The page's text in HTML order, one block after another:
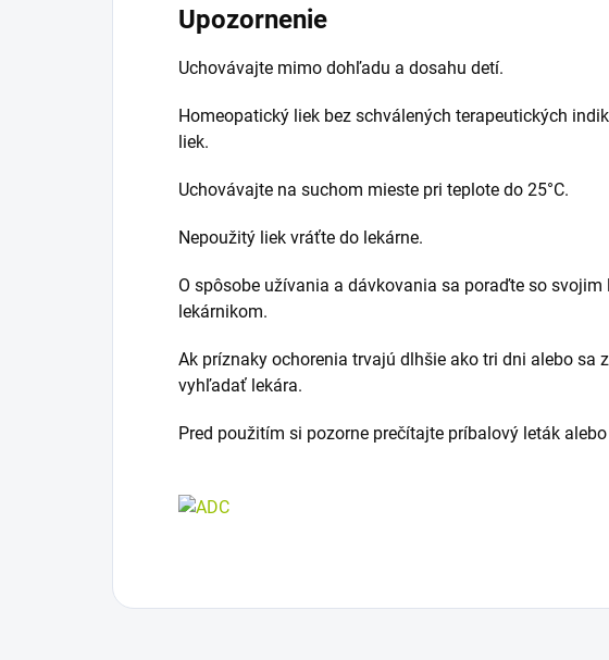
Upozornenie
Uchovávajte mimo dohľadu a dosahu detí.
Homeopatický liek bez schválených terapeutických
liek.
Uchovávajte na suchom mieste pri teplote do 25°C.
Nepoužitý liek vráťte do lekárne.
O spôsobe užívania a dávkovania sa poraďte so svojim
lekárnikom.
Ak príznaky ochorenia trvajú dlhšie ako tri dni alebo sa
vyhľadať lekára.
Pred použitím si pozorne prečítajte príbalový leták